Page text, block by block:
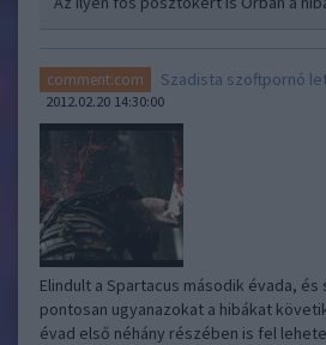
comment:com Szadista szoftpornó
2012.02.20 14:30:00
Elindult a Spartacus második évada,
pontosan ugyanazokat a hibákat
évad első néhány részében is fel